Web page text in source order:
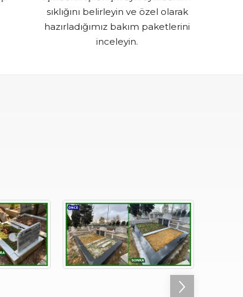
sıklığını belirleyin ve özel olarak
hazırladığımız bakım paketlerini
inceleyin.